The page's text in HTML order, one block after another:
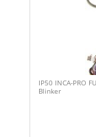
IP50 INCA-PRO
Blinker